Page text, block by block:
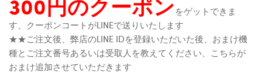
をゲットできま
す、クーポンコートがLINEで送りいたします
★★ご注文後、弊店のLINE IDを登録いただいた後、おまけ機
種とご注文番号あるいは受取人を教えてください、こちらが
おまけ追加させていただきます